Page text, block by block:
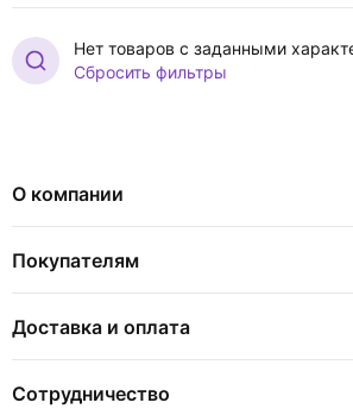
Нет товаров с заданными
Сбросить фильтры
О компании
Покупателям
Доставка и оплата
Сотрудничество